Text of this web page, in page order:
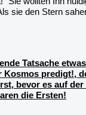
sie den Stern
Tatsache
Kosmos predigt!,
bevor es auf
die Ersten!